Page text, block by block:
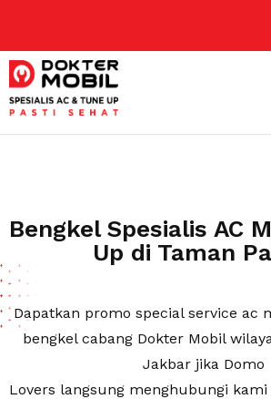
Bengkel Spesialis AC
Up di Taman
Dapatkan promo special service ac
bengkel cabang Dokter Mobil
Jakbar jika Domo
Lovers langsung menghubungi